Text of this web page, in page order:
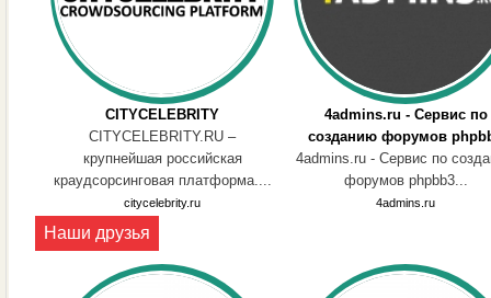
CITYCELEBRITY
CITYCELEBRITY.RU –
крупнейшая российская
краудсорсинговая платформа....
citycelebrity.ru
4admins.ru - Сервис по
созданию форумов
4admins.ru - Сервис по
форумов phpbb3...
4admins.ru
Наши друзья